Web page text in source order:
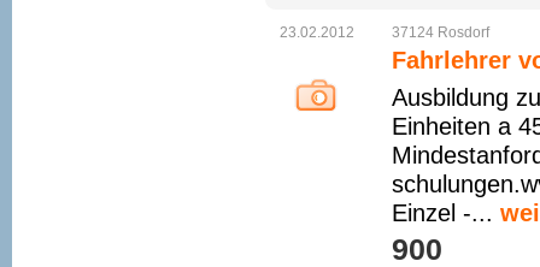
23.02.2012 37124 Rosdorf
Fahrlehrer
Ausbildung
Einheiten a
Einzel -...
900 